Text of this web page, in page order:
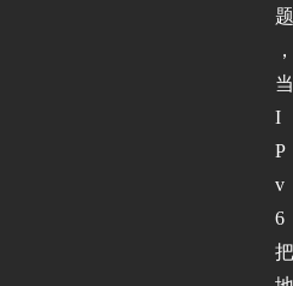
题
，
当
I
P
v
6
把